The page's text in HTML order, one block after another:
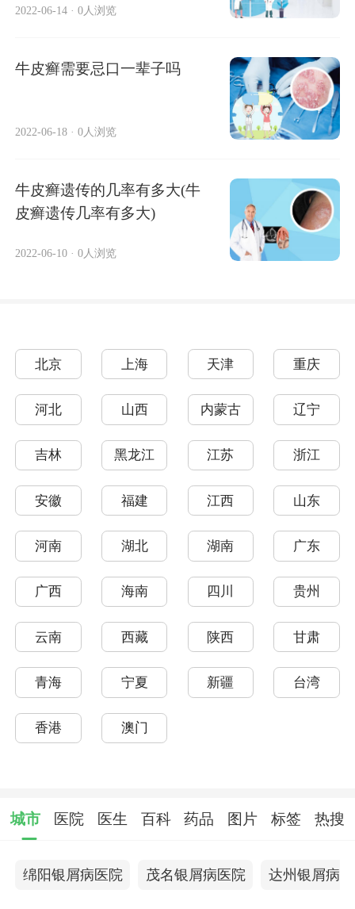
2022-06-14 · 0人浏览
牛皮癣需要忌口一辈子吗
2022-06-18 · 0人浏览
牛皮癣遗传的几率有多大(牛
皮癣遗传几率有多大)
2022-06-10 · 0人浏览
北京 上海 天津 重庆
河北 山西 内蒙古 辽宁
吉林 黑龙江 江苏 浙江
安徽 福建 江西 山东
河南 湖北 湖南 广东
广西 海南 四川 贵州
云南 西藏 陕西 甘肃
青海 宁夏 新疆 台湾
香港 澳门
城市 医院 医生 百科 药品 图片 标签 热搜
绵阳银屑病医院 茂名银屑病医院 达州银屑病